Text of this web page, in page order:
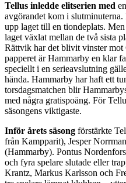
Tellus inledde elitserien med
avgörandet kom i
upp laget till en tiondeplats.
laget växlat mellan de två sista
Rättvik har det blivit vinster mot
papperet är Hammarby en klar
speciellt i en serieavslutning
hända. Hammarby har haft ett
torsdagsmatchen blir
med några gratispoäng. För
säsongens viktigaste.
Inför årets säsong förstärkte
från Kampparit), Jesper
(Hammarby). Pontus
och fyra spelare slutade eller
Krantz, Markus Karlsson och